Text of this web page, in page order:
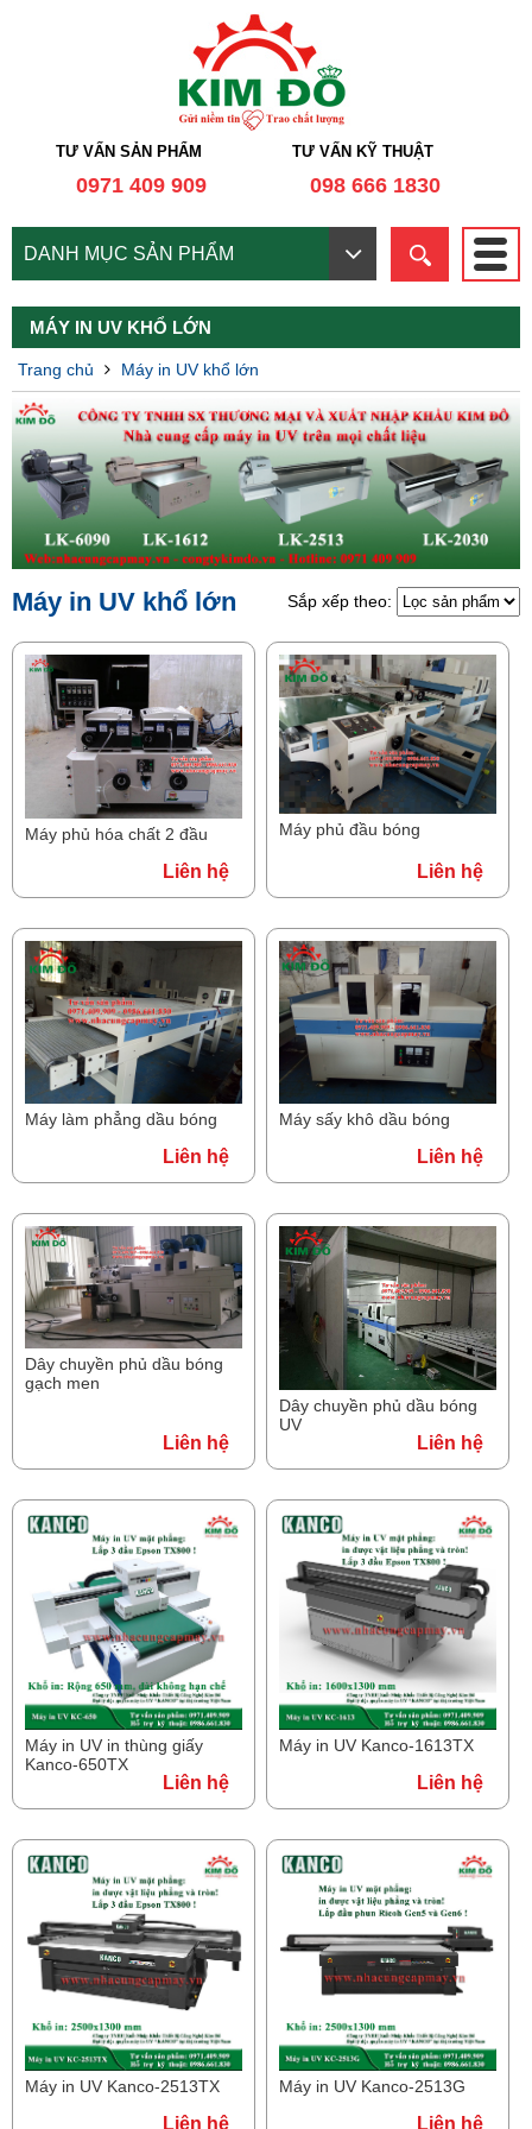
TƯ VẤN SẢN PHẨM
0971 409 909
TƯ VẤN KỸ THUẬT
098 666 1830
DANH MỤC SẢN PHẨM
MÁY IN UV KHỔ LỚN
Trang chủ Máy in UV khổ lớn
Máy in UV khổ lớn Sắp xếp theo:
Máy phủ hóa chất 2 đầu
Liên hệ
Máy phủ đầu bóng
Liên hệ
Máy làm phẳng dầu bóng
Liên hệ
Máy sấy khô dầu bóng
Liên hệ
Dây chuyền phủ dầu bóng
gạch men
Liên hệ
Dây chuyền phủ dầu bóng
UV
Liên hệ
Máy in UV in thùng giấy
Kanco-650TX
Liên hệ
Máy in UV Kanco-1613TX
Liên hệ
Máy in UV Kanco-2513TX
Liên hệ
Máy in UV Kanco-2513G
Liên hệ